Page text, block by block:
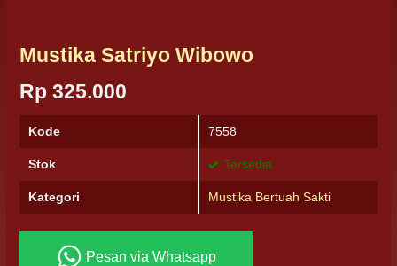
Mustika Satriyo Wibowo
Rp 325.000
Kode 7558
Stok Tersedia
Kategori Mustika Bertuah Sakti
Pesan via Whatsapp